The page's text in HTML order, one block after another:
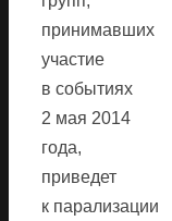
принимавших
участие
в событиях
2 мая 2014
года,
приведет
к парализации